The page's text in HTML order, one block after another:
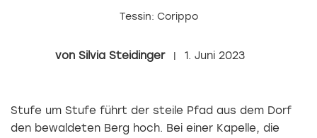
Tessin: Corippo
Silvia Steidinger 1. Juni 2023
Stufe um Stufe führt der steile Pfad aus dem Dorf
den bewaldeten Berg hoch. Bei einer Kapelle, die